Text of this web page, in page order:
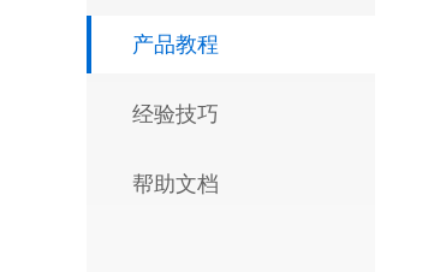
产品教程
经验技巧
帮助文档